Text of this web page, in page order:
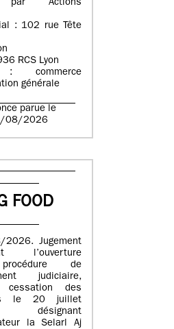
par Actions
: 102 rue Tête
RCS Lyon
: commerce
générale
parue le
08/2026
FOOD
Jugement
l’ouverture
de
judiciaire,
des
le 20 juillet
désignant
la Selarl Aj